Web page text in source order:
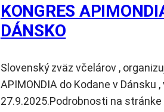
KONGRES
DÁNSKO
Slovenský zväz včelárov ,
APIMONDIA do Kodane v Dánsku
27.9.2025.Podrobnosti na